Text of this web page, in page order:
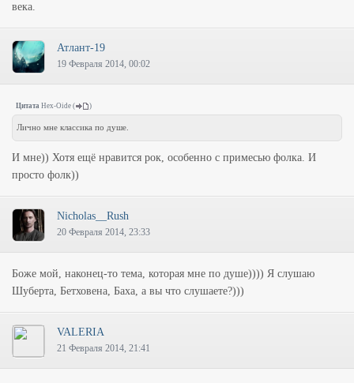
века.
Атлант-19
19 Февраля 2014, 00:02
Цитата Hex-Oide ( )
Лично мне классика по душе.
И мне)) Хотя ещё нравится рок, особенно с примесью фолка. И
просто фолк))
Nicholas__Rush
20 Февраля 2014, 23:33
Боже мой, наконец-то тема, которая мне по душе)))) Я слушаю
Шуберта, Бетховена, Баха, а вы что слушаете?)))
VALERIA
21 Февраля 2014, 21:41